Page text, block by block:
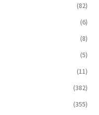
(82)
(6)
(8)
(5)
(11)
(382)
(355)